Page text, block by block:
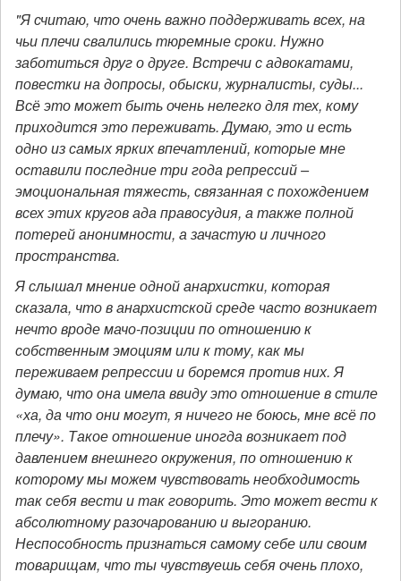
"Я считаю, что очень важно поддерживать всех, на
чьи плечи свалились тюремные сроки. Нужно
заботиться друг о друге. Встречи с адвокатами,
повестки на допросы, обыски, журналисты, суды...
Всё это может быть очень нелегко для тех, кому
приходится это переживать. Думаю, это и есть
одно из самых ярких впечатлений, которые мне
оставили последние три года репрессий –
эмоциональная тяжесть, связанная с похождением
всех этих кругов ада правосудия, а также полной
потерей анонимности, а зачастую и личного
пространства.
Я слышал мнение одной анархистки, которая
сказала, что в анархистской среде часто возникает
нечто вроде мачо-позиции по отношению к
собственным эмоциям или к тому, как мы
переживаем репрессии и боремся против них. Я
думаю, что она имела ввиду это отношение в стиле
«ха, да что они могут, я ничего не боюсь, мне всё по
плечу». Такое отношение иногда возникает под
давлением внешнего окружения, по отношению к
которому мы можем чувствовать необходимость
так себя вести и так говорить. Это может вести к
абсолютному разочарованию и выгоранию.
Неспособность признаться самому себе или своим
товарищам, что ты чувствуешь себя очень плохо,